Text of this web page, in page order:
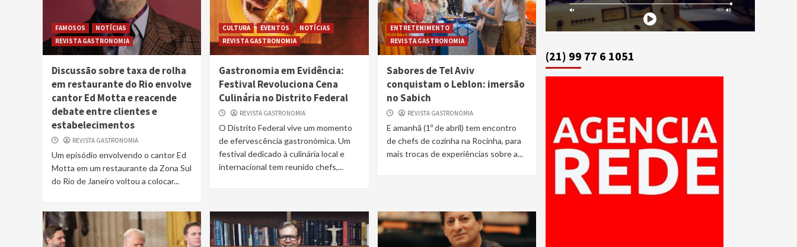
FAMOSOS
NOTÍCIAS
REVISTA GASTRONOMIA
Discussão sobre taxa de rolha
em restaurante do Rio envolve
cantor Ed Motta e reacende
debate entre clientes e
estabelecimentos
REVISTA GASTRONOMIA
Um episódio envolvendo o cantor Ed
Motta em um restaurante da Zona Sul
do Rio de Janeiro voltou a colocar...
CULTURA EVENTOS
NOTÍCIAS
REVISTA GASTRONOMIA
Gastronomia em Evidência:
Festival Revoluciona Cena
Culinária no Distrito Federal
REVISTA GASTRONOMIA
O Distrito Federal vive um momento
de efervescência gastronómica. Um
festival dedicado à culinária local e
internacional tem reunido chefs,...
ENTRETENIMENTO
REVISTA GASTRONOMIA
Sabores de Tel Aviv
conquistam o Leblon: imersão
no Sabich
REVISTA GASTRONOMIA
E amanhã (1º de abril) tem encontro
de chefs de cozinha na Rocinha, para
mais trocas de experiências sobre a...
(21) 99 77 6 1051